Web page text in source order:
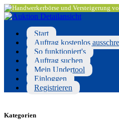
Start
Auftrag kostenlos
So funktioniert's
Auftrag suchen
Mein Undertool
Einloggen
Registrieren
Kategorien